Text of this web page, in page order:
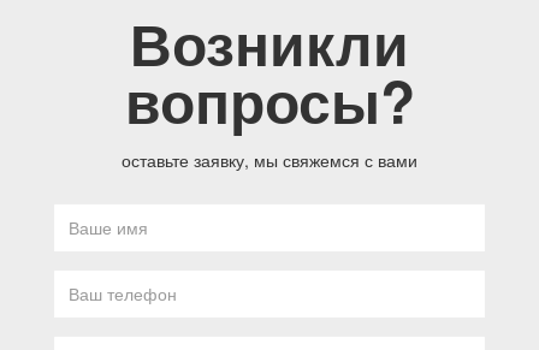
Возникли
вопросы?
оставьте заявку, мы свяжемся с вами